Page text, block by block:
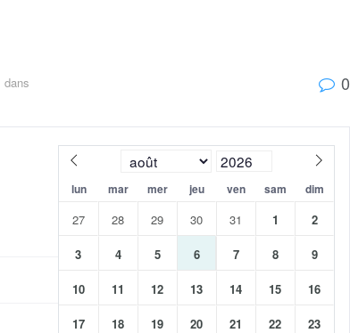
dans 0
lun mar mer jeu ven sam dim
27 28 29 30 31 1 2
3 4 5 6 7 8 9
10 11 12 13 14 15 16
17 18 19 20 21 22 23